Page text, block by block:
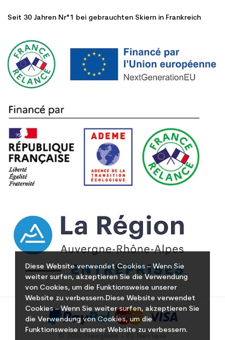
Diese Website verwendet Cookies – Wenn Sie
weiter surfen, akzeptieren Sie die Verwendung
von Cookies, um die Funktionsweise unserer
Website zu verbessern.Diese Website verwendet
Cookies – Wenn Sie weiter surfen, akzeptieren Sie
die Verwendung von Cookies, um die
Funktionsweise unserer Website zu verbessern.
Seit 30 Jahren Nr°1 bei gebrauchten Skiern in Frankreich